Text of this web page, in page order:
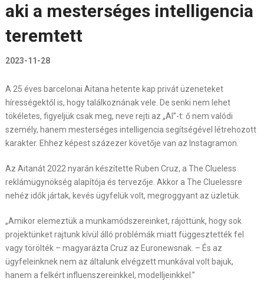
aki a mesterséges intelligencia
teremtett
2023-11-28
A 25 éves barcelonai Aitana hetente kap privát üzeneteket
hírességektől is, hogy találkoznának vele. De senki nem lehet
tökéletes, figyeljük csak meg, neve rejti az „AI”-t: ő nem valódi
személy, hanem mesterséges intelligencia segítségével létrehozott
karakter. Ehhez képest százezer követője van az Instagramon.
Az Aitanát 2022 nyarán készítette Ruben Cruz, a The Clueless
reklámügynökség alapítója és tervezője. Akkor a The Cluelessre
nehéz idők jártak, kevés ügyfelük volt, megroggyant az üzletük.
„Amikor elemeztük a munkamódszereinket, rájöttünk, hogy sok
projektünket rajtunk kívül álló problémák miatt függesztették fel
vagy törölték – magyarázta Cruz az Euronewsnak. – És az
ügyfeleinknek nem az általunk elvégzett munkával volt bajuk,
hanem a felkért influenszereinkkel, modelljeinkkel.”